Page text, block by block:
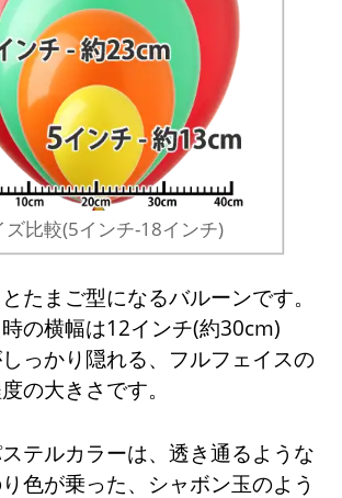
ズ比較(5インチ-18インチ)
たまご型になるバルーンです。
の横幅は12インチ(約30cm)
っかり隠れる、フルフェイスの
の大きさです。
テルカラーは、透き通るような
色が乗った、シャボン玉のよう